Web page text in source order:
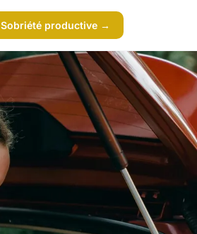
Sobriété productive →